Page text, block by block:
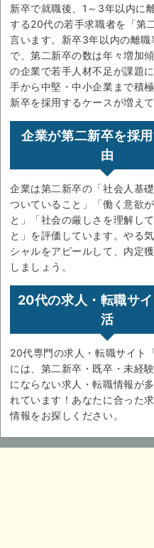
新卒で就職後、1～3年以内に
する20代の若手求職者を「第
言います。新卒3年以内の離
で、第二新卒の数は年々増加
の企業で若手人材不足が課題
手から中堅・中小企業まで積
新卒を採用するケースが増えて
企業が第二新卒を採
由
企業は第二新卒の「社会人基
ついていること」「働く意欲
と」「社会の厳しさを理解し
と」を評価しています。やる
シャルをアピールして、内定
しましょう。
20代の求人・転職サ
活
20代専門の求人・転職サイト
には、第二新卒・既卒・未経
にならない求人・転職情報が
れています！あなたに合った
情報をお探しください。